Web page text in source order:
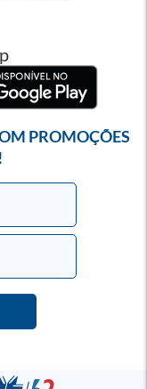
PROMOÇÕES